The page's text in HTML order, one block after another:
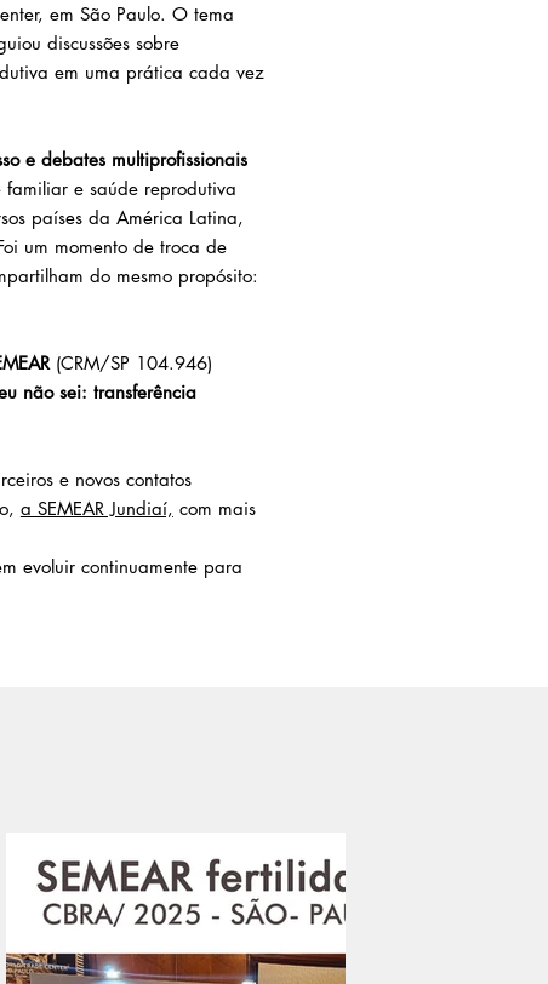
em São Paulo. O tema
discussões sobre
em uma prática cada vez
e debates multiprofissionais
e saúde reprodutiva
países da América Latina,
um momento de troca de
do mesmo propósito:
(CRM/SP 104.946)
não sei: transferência
e novos contatos
a SEMEAR Jundiaí, com mais
evoluir continuamente para